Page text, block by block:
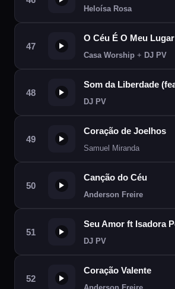
Heloísa Rosa
O Céu É O Meu Lugar
Casa Worship + DJ PV
DJ PV
Coração de Joelhos
Samuel Miranda
Canção do Céu
Anderson Freire
DJ PV
Coração Valente